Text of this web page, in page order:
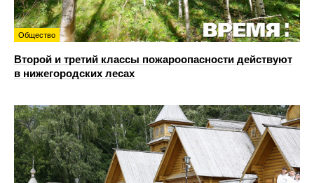
Общество
Второй и третий классы пожароопасности действуют
в нижегородских лесах